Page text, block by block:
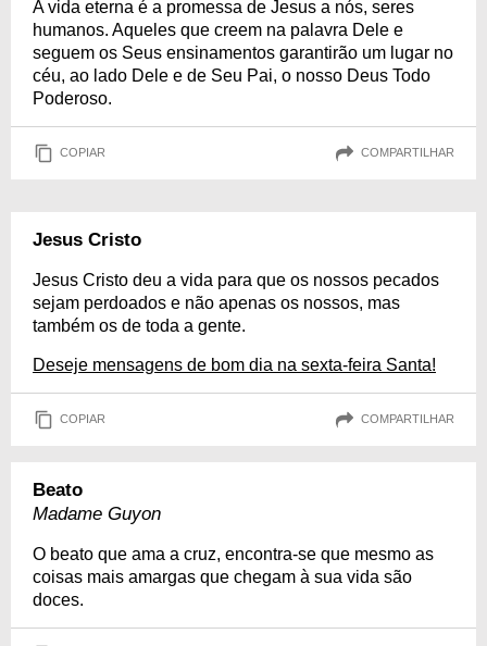
A vida eterna é a promessa de Jesus a nós, seres
humanos. Aqueles que creem na palavra Dele e
seguem os Seus ensinamentos garantirão um lugar no
céu, ao lado Dele e de Seu Pai, o nosso Deus Todo
Poderoso.
COPIAR COMPARTILHAR
Jesus Cristo
Jesus Cristo deu a vida para que os nossos pecados
sejam perdoados e não apenas os nossos, mas
também os de toda a gente.
Deseje mensagens de bom dia na sexta-feira Santa!
COPIAR COMPARTILHAR
Beato
Madame Guyon
O beato que ama a cruz, encontra-se que mesmo as
coisas mais amargas que chegam à sua vida são
doces.